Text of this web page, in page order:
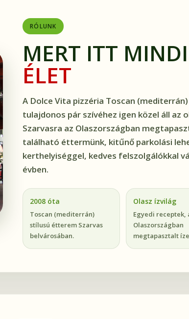
RÓLUNK
MERT ITT
ÉLET
A Dolce Vita pizzéria Toscan
tulajdonos pár szívéhez igen közel áll az
Szarvasra az Olaszországban
található éttermünk, kitűnő parkolási
kerthelyiséggel, kedves felszolgálókkal
évben.
2008 óta
Toscan (mediterrán)
stílusú étterem Szarvas
belvárosában.
Olasz ízvilág
Egyedi receptek,
Olaszországban
megtapasztalt